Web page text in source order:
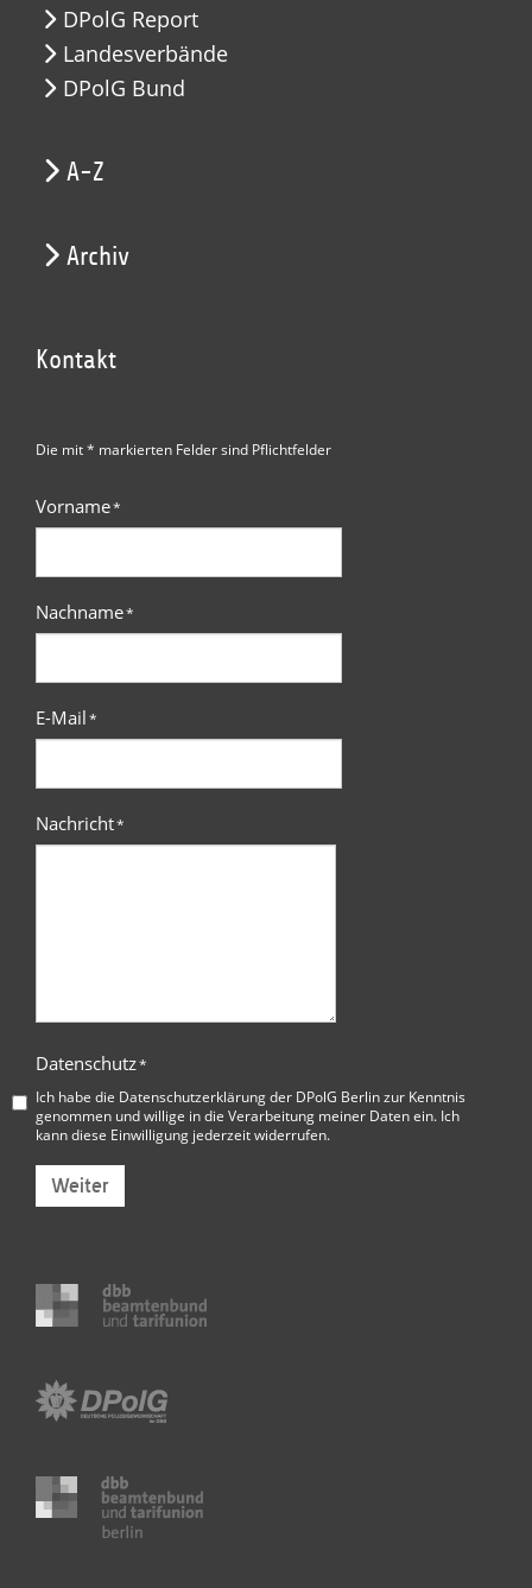
DPolG Report
Landesverbände
DPolG Bund
A-Z
Archiv
Kontakt
Die mit * markierten Felder sind Pflichtfelder
Vorname*
Nachname*
E-Mail*
Nachricht*
Datenschutz*
Ich habe die Datenschutzerklärung der DPolG Berlinzur Kenntnis
genommen und willige in die Verarbeitung meiner Daten ein. Ich
kann diese Einwilligung jederzeit widerrufen.
Weiter